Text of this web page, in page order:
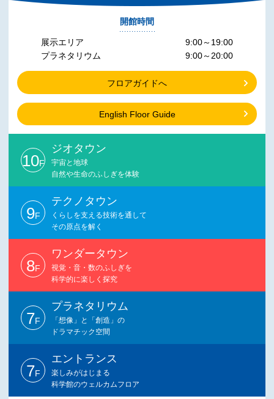
開館時間
展示エリア
プラネタリウム
9:00～19:00
9:00～20:00
フロアガイドへ
English Floor Guide
10F
ジオタウン
宇宙と地球
自然や生命のふしぎを体験
9F
テクノタウン
くらしを支える技術を通して
その原点を解く
8F
ワンダータウン
視覚・音・数のふしぎを
科学的に楽しく探究
7F
プラネタリウム
「想像」と「創造」の
ドラマチック空間
7F
エントランス
楽しみがはじまる
科学館のウェルカムフロア